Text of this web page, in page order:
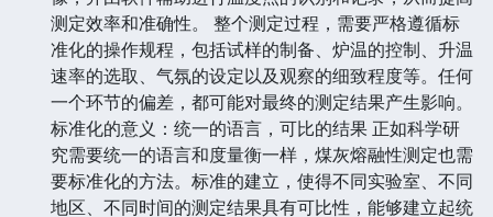
测定效率和准确性。 整个测定过程，需要严格遵循标
准化的操作规程，包括试样的制备、炉温的控制、升温
速率的选取、气氛的设定以及观察的细致程度等。任何
一个环节的偏差，都可能对最终的测定结果产生影响。
标准化的意义：统一的语言，可比的结果 正如科学研
究需要统一的语言和度量衡一样，煤灰熔融性测定也需
要标准化的方法。标准的建立，使得不同实验室、不同
地区、不同时间的测定结果具有可比性，能够建立起统